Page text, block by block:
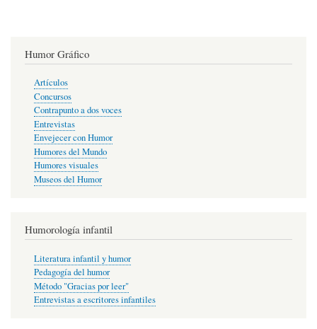
Humor Gráfico
Artículos
Concursos
Contrapunto a dos voces
Entrevistas
Envejecer con Humor
Humores del Mundo
Humores visuales
Museos del Humor
Humorología infantil
Literatura infantil y humor
Pedagogía del humor
Método "Gracias por leer"
Entrevistas a escritores infantiles